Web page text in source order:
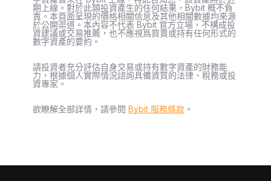
期上線。對於此類投資產生的任何結果，Bybit 概不負
責。本頁面呈現的價格相關信息及其他相關數據均來源
於公開渠道。本內容不代表 Bybit 官方立場，不構成投
資建議或交易推薦，也不應視爲買賣或持有任何形式的
數字資產的要約。
請投資者充分評估自身交易或持有數字資產的財務能
力，根據個人實際情況諮詢具備資質的法律、稅務或投
資專家。
欲瞭解全部詳情，請參閱 Bybit 服務條款 。